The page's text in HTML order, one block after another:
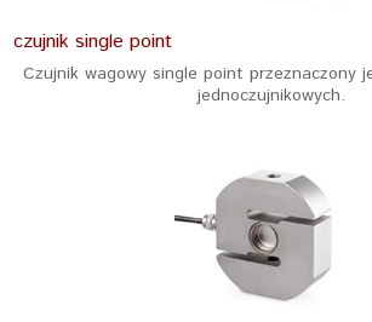
czujnik single point
Czujnik wagowy single point przeznaczony
jednoczujnikowych.